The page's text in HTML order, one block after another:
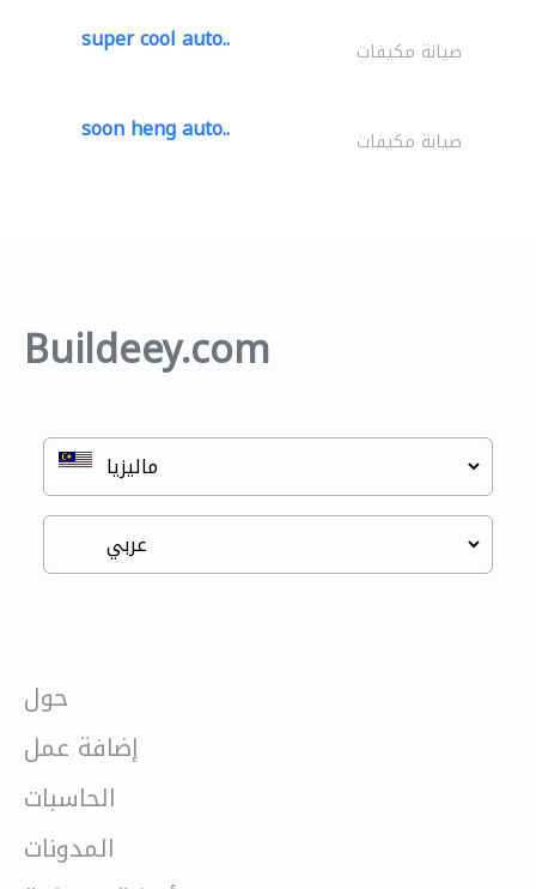
super cool auto.. صيانة مكيفات
soon heng auto.. صيانة مكيفات
Buildeey.com
حول
إضافة عمل
الحاسبات
المدونات